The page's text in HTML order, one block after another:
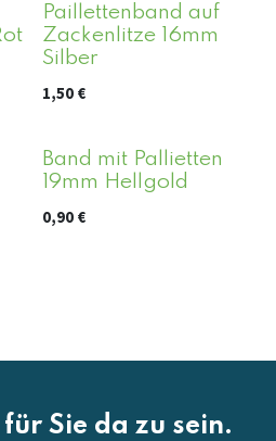
Paillettenband auf
Zackenlitze 16mm
Silber
1,50€
Band mit Pallietten
19mm Hellgold
0,90€
Sie da zu sein.